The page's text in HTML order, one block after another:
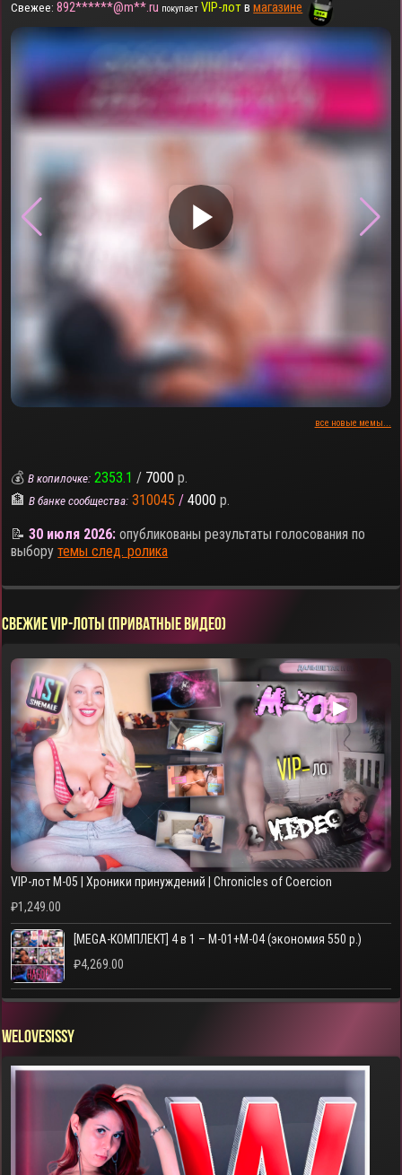
Свежее: 892******@m**.ru покупает VIP-лотвмагазине
▶
все новые мемы...
💰В копилочке: 2353.1 / 7000 р.
🏦В банке сообщества: 310045 / 4000 р.
📝30 июля 2026: опубликованы результаты голосования по
выборутемы след. ролика
СВЕЖИЕ VIP-ЛОТЫ (ПРИВАТНЫЕ ВИДЕО)
▶
VIP-лот M-05 | Хроники принуждений | Chronicles of Coercion
₽1,249.00
[MEGA-КОМПЛЕКТ] 4 в 1 – M-01+M-04 (экономия 550 р.)
₽4,269.00
WELOVESISSY